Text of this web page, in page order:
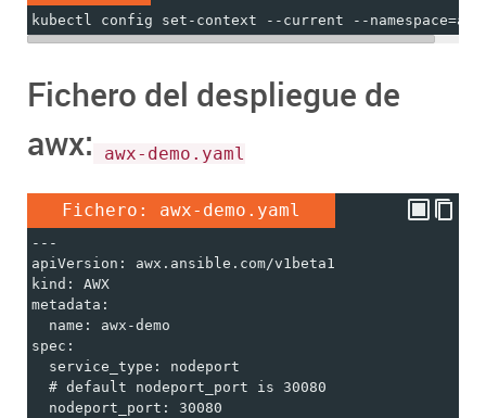
kubectl config set-context --current --namespace=awx
Fichero del despliegue de
awx:
awx-demo.yaml
Fichero: awx-demo.yaml
---
apiVersion: awx.ansible.com/v1beta1
kind: AWX
metadata:
  name: awx-demo
spec:
  service_type: nodeport
  # default nodeport_port is 30080
  nodeport_port: 30080